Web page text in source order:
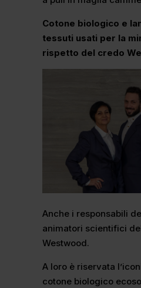
Cotone biologico e
tessuti usati per la
rispetto del credo
Anche i responsabili
animatori scientifici
Westwood.
A loro è riservata
cotone biologico